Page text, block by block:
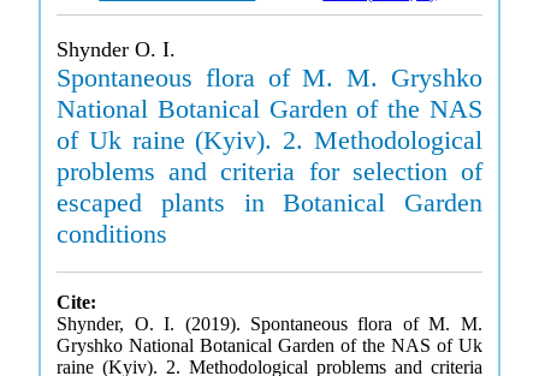
Shynder O. I.
Spontaneous flora of M. M. Gryshko
National Botanical Garden of the NAS
of Uk raine (Kyiv). 2. Methodological
problems and criteria for selection of
escaped plants in Botanical Garden
conditions
Cite:
Shynder, O. I. (2019). Spontaneous flora of M. M.
Gryshko National Botanical Garden of the NAS of Uk
raine (Kyiv). 2. Methodological problems and criteria